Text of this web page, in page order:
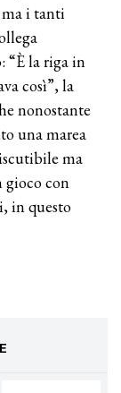
ma i tanti
“È la riga in
così”, la
nonostante
una marea
ma
gioco con
in questo